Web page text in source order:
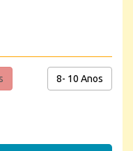
8- 10 Anos